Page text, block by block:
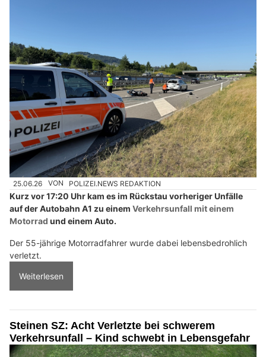
25.06.26 VON POLIZEI.NEWS REDAKTION
Kurz vor 17:20 Uhr kam es im Rückstau vorheriger Unfälle
auf der Autobahn A1 zu einem Verkehrsunfall mit einem
Motorrad und einem Auto.
Der 55-jährige Motorradfahrer wurde dabei lebensbedrohlich
verletzt.
Weiterlesen
Steinen SZ: Acht Verletzte bei schwerem
Verkehrsunfall – Kind schwebt in Lebensgefahr